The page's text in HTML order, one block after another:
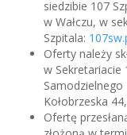
siedzibie 107
w Wałczu, w
Szpitala:
Oferty należy
w Sekretariacie
Kołobrzeska
Ofertę